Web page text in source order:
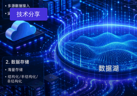
技术分享